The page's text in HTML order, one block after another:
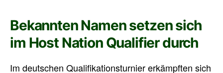
Bekannten Namen setzen sich
im Host Nation Qualifier durch
Im deutschen Qualifikationsturnier erkämpften sich